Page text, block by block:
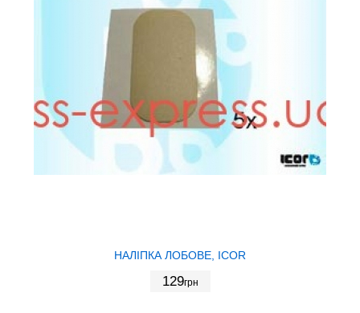
НАЛІПКА ЛОБОВЕ, ICOR
129грн